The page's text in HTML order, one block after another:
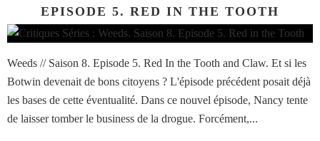
EPISODE 5. RED IN THE TOOTH
Weeds // Saison 8. Episode 5. Red In the Tooth and Claw. Et si les
Botwin devenait de bons citoyens ? L'épisode précédent posait déjà
les bases de cette éventualité. Dans ce nouvel épisode, Nancy tente
de laisser tomber le business de la drogue. Forcément,...